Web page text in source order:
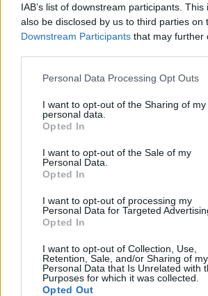
IAB’s list of downstream participants.
also be disclosed by us to third parties on
Downstream Participants that may further
Please note that this website/app uses
not limited to your visit or usage
grant or deny consent to Google and its
use your data for below specified
consent section.
Personal Data Processing Opt Outs
I want to opt-out of the Sharing of my
personal data.
Opted In
I want to opt-out of the Sale of my
Personal Data.
Opted In
I want to opt-out of processing my
Personal Data for Targeted
Opted In
I want to opt-out of Collection, Use,
Retention, Sale, and/or Sharing of my
Personal Data that Is Unrelated with
Purposes for which it was collected.
Opted Out
unisexé váltak.